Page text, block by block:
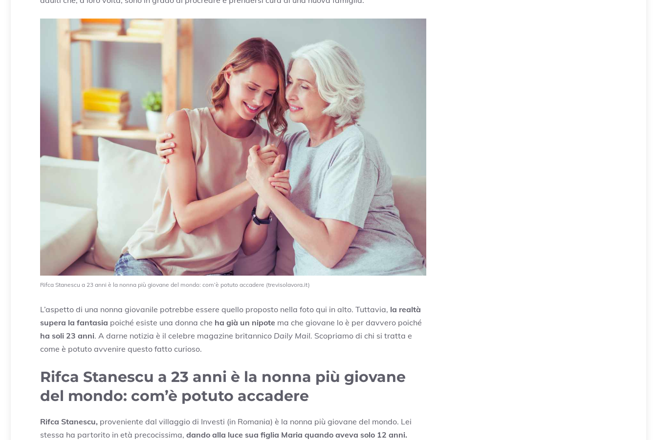
Rifca Stanescu a 23 anni è la nonna più giovane del mondo: com’è potuto accadere (trevisolavora.it)
L’aspetto di una nonna giovanile potrebbe essere quello proposto nella foto qui in alto. Tuttavia, la realtà
supera la fantasia poiché esiste una donna che ha già un nipote ma che giovane lo è per davvero poiché
ha soli 23 anni. A darne notizia è il celebre magazine britannico Daily Mail. Scopriamo di chi si tratta e
come è potuto avvenire questo fatto curioso.
Rifca Stanescu a 23 anni è la nonna più giovane
del mondo: com’è potuto accadere
Rifca Stanescu, proveniente dal villaggio di Investi (in Romania) è la nonna più giovane del mondo. Lei
stessa ha partorito in età precocissima, dando alla luce sua figlia Maria quando aveva solo 12 anni.